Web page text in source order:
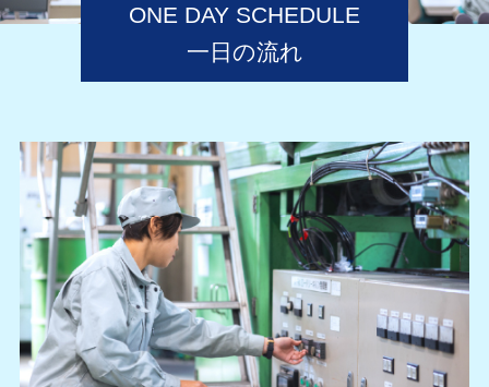
ONE DAY SCHEDULE
一日の流れ